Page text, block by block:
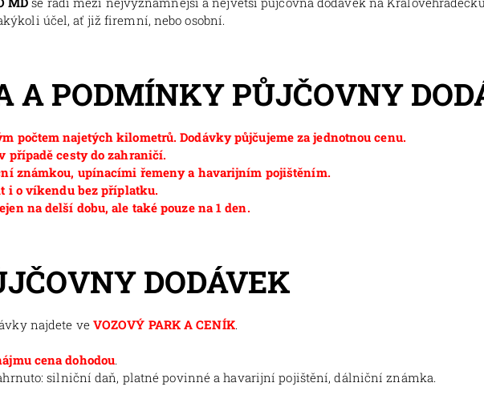
účel, ať již firemní, nebo osobní.
A PODMÍNKY PŮJČOVNY
počtem najetých kilometrů. Dodávky půjčujeme za jednotnou cenu.
případě cesty do zahraničí.
známkou, upínacími řemeny a havarijním pojištěním.
i o víkendu bez příplatku.
na delší dobu, ale také pouze na 1 den.
DODÁVEK
najdete ve VOZOVÝ PARK A CENÍK.
cena dohodou.
silniční daň, platné povinné a havarijní pojištění, dálniční známka.